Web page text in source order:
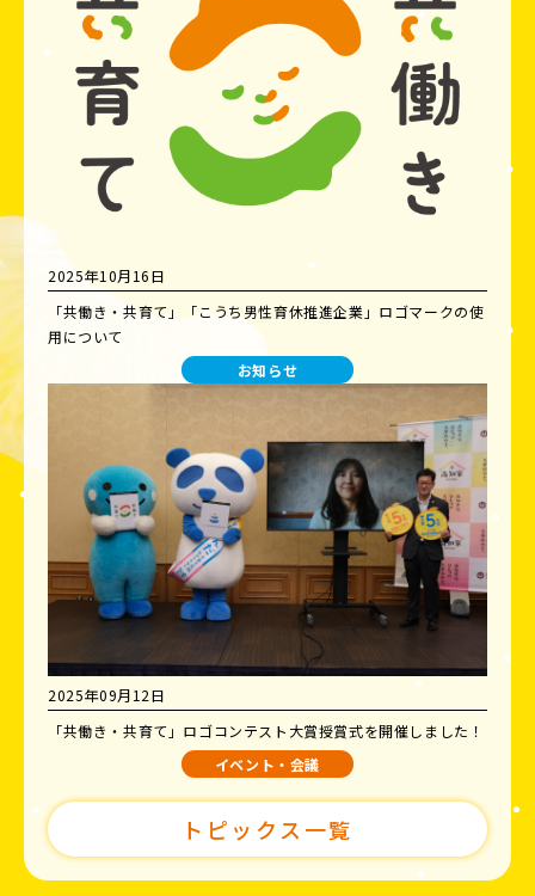
2025年10月16日
「共働き・共育て」「こうち男性育休推進企業」ロゴマークの使
用について
お知らせ
2025年09月12日
「共働き・共育て」ロゴコンテスト大賞授賞式を開催しました！
イベント・会議
トピックス一覧